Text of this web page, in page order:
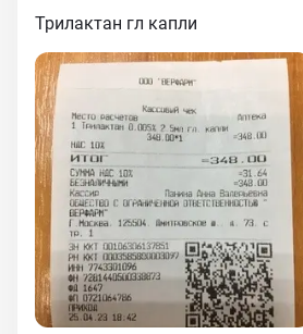
Трилактан гл капли